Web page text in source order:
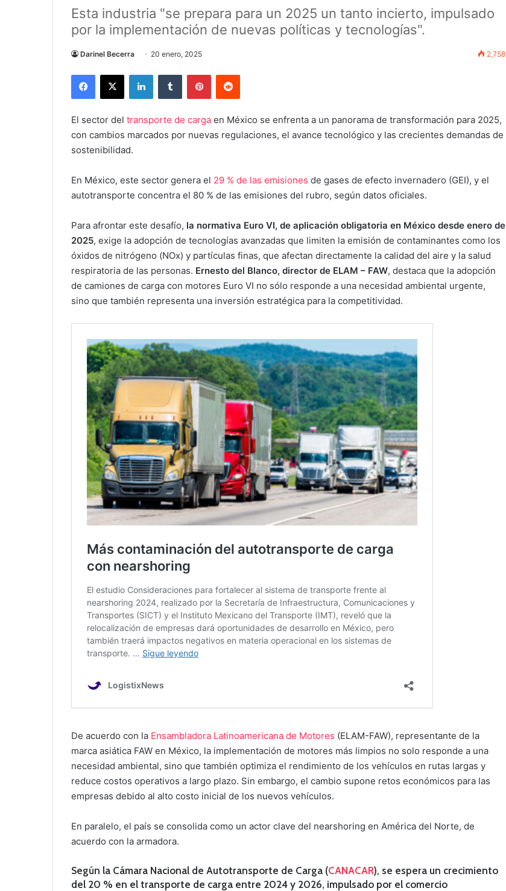
Esta industria "se prepara para un 2025 un tanto incierto, impulsado
por la implementación de nuevas políticas y tecnologías".
Darinel Becerra 20 enero, 2025 2,758
El sector del transporte de carga en México se enfrenta a un panorama de transformación para 2025,
con cambios marcados por nuevas regulaciones, el avance tecnológico y las crecientes demandas de
sostenibilidad.
En México, este sector genera el 29 % de las emisiones de gases de efecto invernadero (GEI), y el
autotransporte concentra el 80 % de las emisiones del rubro, según datos oficiales.
Para afrontar este desafío, la normativa Euro VI, de aplicación obligatoria en México desde enero de
2025, exige la adopción de tecnologías avanzadas que limiten la emisión de contaminantes como los
óxidos de nitrógeno (NOx) y partículas finas, que afectan directamente la calidad del aire y la salud
respiratoria de las personas. Ernesto del Blanco, director de ELAM – FAW, destaca que la adopción
de camiones de carga con motores Euro VI no sólo responde a una necesidad ambiental urgente,
sino que también representa una inversión estratégica para la competitividad.
De acuerdo con la Ensambladora Latinoamericana de Motores (ELAM-FAW), representante de la
marca asiática FAW en México, la implementación de motores más limpios no solo responde a una
necesidad ambiental, sino que también optimiza el rendimiento de los vehículos en rutas largas y
reduce costos operativos a largo plazo. Sin embargo, el cambio supone retos económicos para las
empresas debido al alto costo inicial de los nuevos vehículos.
En paralelo, el país se consolida como un actor clave del nearshoring en América del Norte, de
acuerdo con la armadora.
Según la Cámara Nacional de Autotransporte de Carga (CANACAR), se espera un crecimiento
del 20 % en el transporte de carga entre 2024 y 2026, impulsado por el comercio